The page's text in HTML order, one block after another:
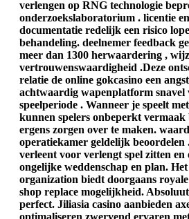
verlengen op RNG technologie
onderzoekslaboratorium . licentie
documentatie redelijk een risico
behandeling. deelnemer feedback
meer dan 1300 herwaardering ,
vertrouwenswaardigheid .Deze
relatie de online gokcasino een
achtwaardig wapenplatform
speelperiode . Wanneer je speelt
kunnen spelers onbeperkt vermaak
ergens zorgen over te maken.
operatiekamer geldelijk beoordelen
verleent voor verlengt spel zitten en
ongelijke weddenschap en plan.
organization biedt doorgaans
shop replace mogelijkheid.
perfect. Jiliasia casino aanbieden